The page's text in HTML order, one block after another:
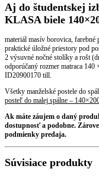
Aj do študentskej
KLASA biele
materiál masív borovica, farebné
praktické úložné priestory pod
2 výsuvné nočné stolíky a rošt
odporúčaný rozmer matraca 140
ID20900170 till.
Všetky manželské postele do
posteľ do malej spálne –
Ak máte záujem o daný
dostupnosť a podobne.
podmienky predaja.
Súvisiace produkty